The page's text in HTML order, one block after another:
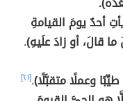
أحدٌ يومَ القيامةِ
قالَ، أو زادَ علَيهِ).
وعملًا متقبَّلًا).[٢١]